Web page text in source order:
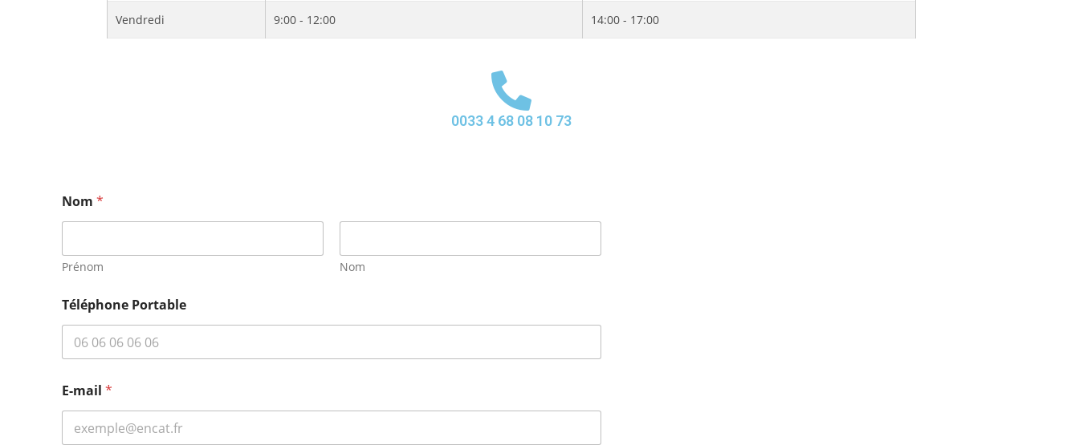
Vendredi 9:00 - 12:00 14:00 - 17:00
0033 4 68 08 10 73
Nom*
Prénom Nom
Téléphone Portable
E-mail*